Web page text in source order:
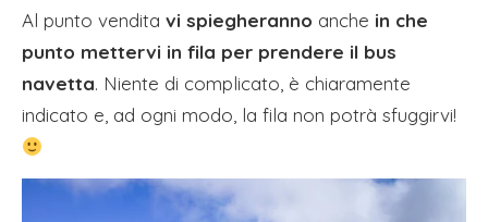
Al punto vendita vi spiegheranno anche in che
punto mettervi in fila per prendere il bus
navetta. Niente di complicato, è chiaramente
indicato e, ad ogni modo, la fila non potrà sfuggirvi!